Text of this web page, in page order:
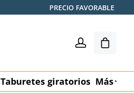
PRECIO FAVORABLE
El
Taburetes giratorios Más